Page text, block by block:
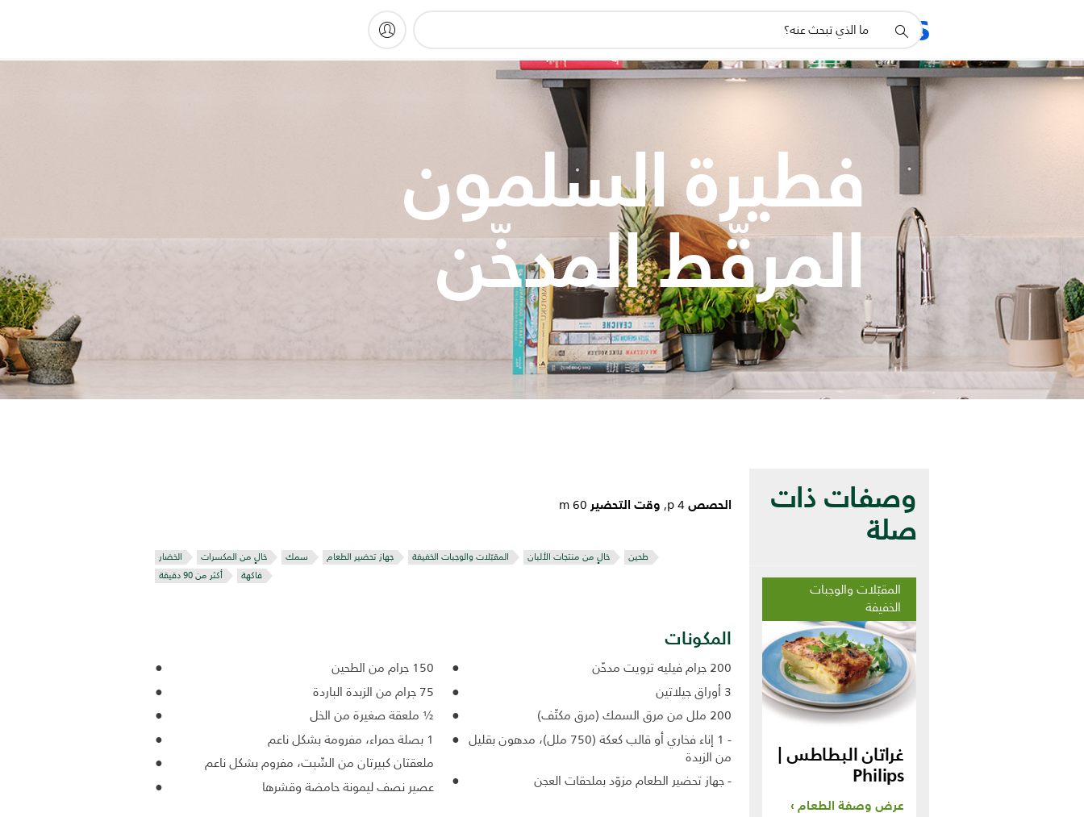
المنتجات
أيقونة
دعم
فطيرة السلمون
المرقّط المدخّن
الحصص4 p, وقت التحضير60 m
الخضار خالٍ من المكسرات سمك جهاز تحضير الطعام المقبّلات والوجبات الخفيفة خالٍ من منتجات الألبان
طحين
أكثر من 90 دقيقة
فاكهة
المكونات
150 جرام من الطحين
75 جرام من الزبدة الباردة
½ ملعقة صغيرة من الخل
1 بصلة حمراء، مفرومة بشكل ناعم
ملعقتان كبيرتان من الشّبت، مفروم بشكل ناعم
عصير نصف ليمونة حامضة وقشرها
200 جرام فيليه ترويت مدخّن
3 أوراق جيلاتين
200 ملل من مرق السمك (مرق مكثّف)
- 1 إناء فخاري أو قالب كعكة (750 ملل)، مدهون بقليل
من الزبدة
- جهاز تحضير الطعام مزوّد بملحقات العجن
وصفات ذات
صلة
المقبّلات والوجبات
الخفيفة
غراتان البطاطس |
Philips
عرض وصفة الطعام